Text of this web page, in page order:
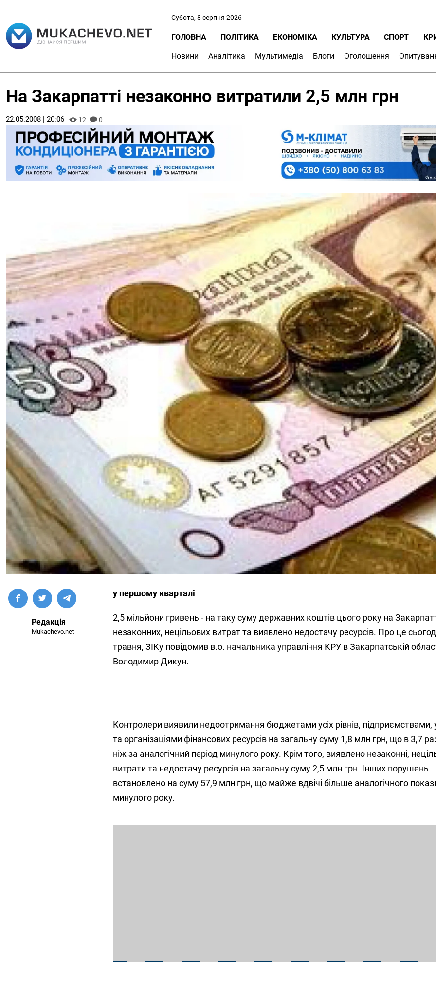
Субота, 8 серпня 2026
ГОЛОВНА ПОЛІТИКА ЕКОНОМІКА КУЛЬТУРА СПОРТ
Новини Аналітика Мультимедіа Блоги Оголошення
На Закарпатті незаконно витратили 2,5 млн грн
22.05.2008 | 20:06 12 0
Редакція
Mukachevo.net
у першому кварталі
2,5 мільйони гривень - на таку суму державних коштів цього року на
незаконних, нецільових витрат та виявлено недостачу ресурсів. Про це
травня, ЗІКу повідомив в.о. начальника управління КРУ в Закарпатській
Володимир Дикун.
Контролери виявили недоотримання бюджетами усіх рівнів, підприємствами,
та організаціями фінансових ресурсів на загальну суму 1,8 млн грн, що в 3,7
ніж за аналогічний період минулого року. Крім того, виявлено незаконні,
витрати та недостачу ресурсів на загальну суму 2,5 млн грн. Інших порушень
встановлено на суму 57,9 млн грн, що майже вдвічі більше аналогічного
минулого року.